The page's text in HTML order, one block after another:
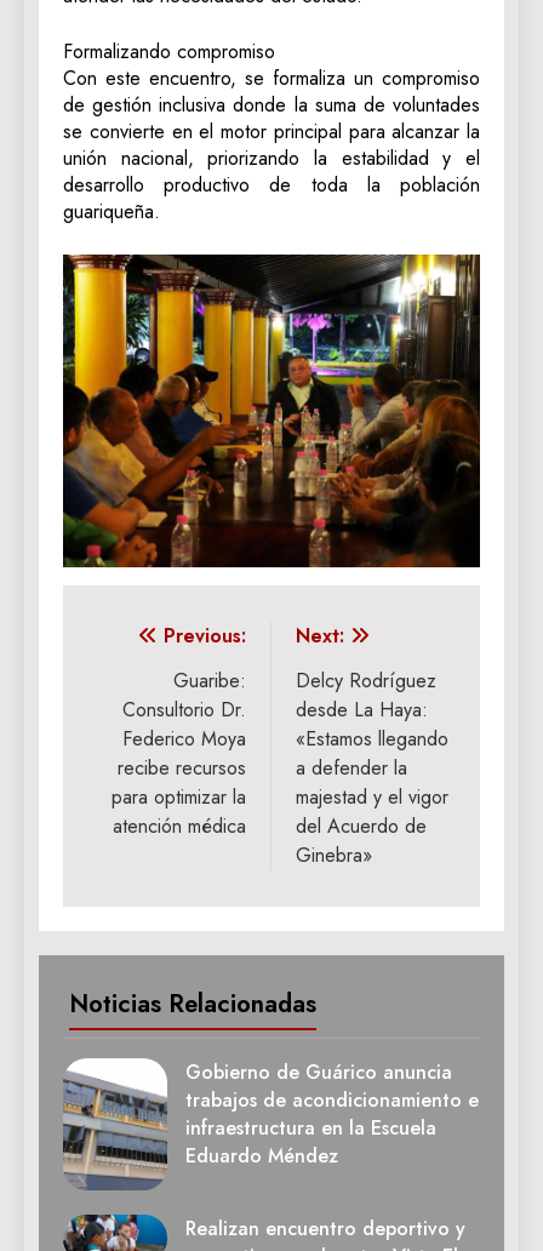
Formalizando compromiso
Con este encuentro, se formaliza un compromiso
de gestión inclusiva donde la suma de voluntades
se convierte en el motor principal para alcanzar la
unión nacional, priorizando la estabilidad y el
desarrollo productivo de toda la población
guariqueña.
Navegación
entradas
Previous:
Guaribe:
Consultorio Dr.
Federico Moya
recibe recursos
para optimizar la
atención médica
Next:
Delcy Rodríguez
desde La Haya:
«Estamos llegando
a defender la
majestad y el vigor
del Acuerdo de
Ginebra»
Noticias Relacionadas
Gobierno de Guárico anuncia
trabajos de acondicionamiento e
infraestructura en la Escuela
Eduardo Méndez
Realizan encuentro deportivo y